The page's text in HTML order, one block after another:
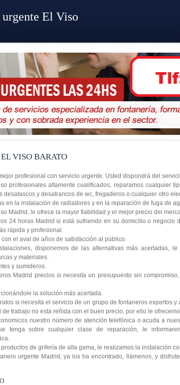
VISO BARATO
profesional con servicio urgente. Usted dispondrá del
profesionales altamente cualificados, reparamos cualquier
desatascos y desatrancos de wc, fregaderos o cualquier otro
en la instalación de radiadores y en la reparación de fuga de
Madrid, le ofrece la mayor fiabilidad y el mejor precio del
24 horas Madrid si está sufriendo en su domicilio o negocio
rápida y profesional.
el aval de años de satisfacción al público.
disponemos de las alternativas más acertadas,
y materiales.
y sumideros.
Madrid precios si necesita un presupuesto sin
la solución más acertada.
si necesita el servicio de un grupo de fontaneros expertos
trabajo no está reñida con el buen precio, por ello le
nuestro número de atención telefónica o acuda a
tenga sobre cualquier clase de reparación, le
de grifería de alta gama, le realizamos la instalación
urgente Madrid, ya los ha encontrado, llámenos, y
El Viso